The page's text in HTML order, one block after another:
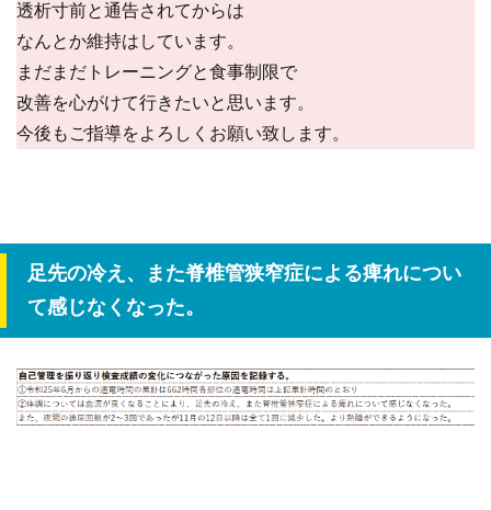
透析寸前と通告されてからは
なんとか維持はしています。
まだまだトレーニングと食事制限で
改善を心がけて行きたいと思います。
今後もご指導をよろしくお願い致します。
足先の冷え、また脊椎管狭窄症による痺れについ
て感じなくなった。